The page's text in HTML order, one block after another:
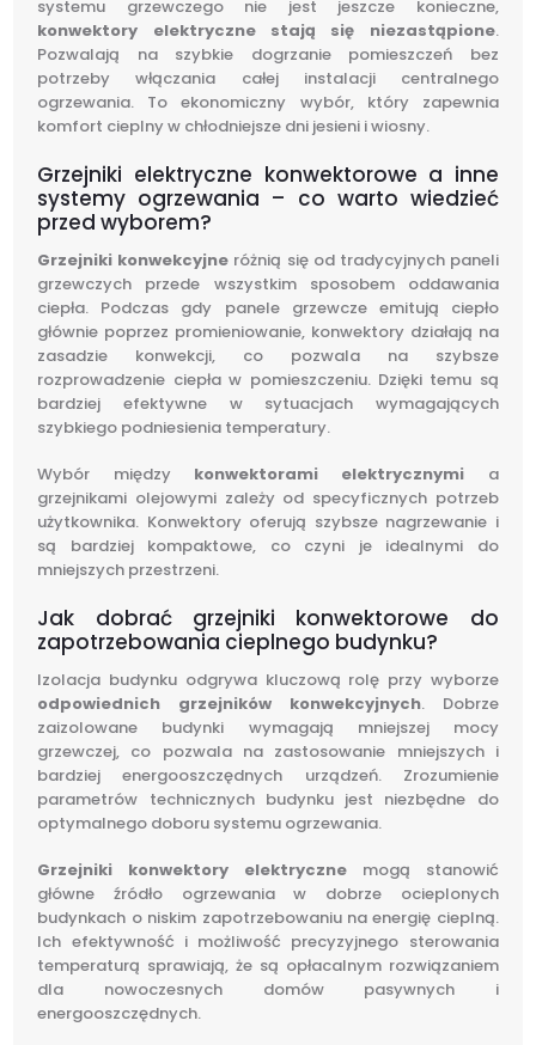
systemu grzewczego nie jest jeszcze konieczne,
konwektory elektryczne stają się niezastąpione.
Pozwalają na szybkie dogrzanie pomieszczeń bez
potrzeby włączania całej instalacji centralnego
ogrzewania. To ekonomiczny wybór, który zapewnia
komfort cieplny w chłodniejsze dni jesieni i wiosny.
Grzejniki elektryczne konwektorowe a inne
systemy ogrzewania – co warto wiedzieć
przed wyborem?
Grzejniki konwekcyjne różnią się od tradycyjnych paneli
grzewczych przede wszystkim sposobem oddawania
ciepła. Podczas gdy panele grzewcze emitują ciepło
głównie poprzez promieniowanie, konwektory działają na
zasadzie konwekcji, co pozwala na szybsze
rozprowadzenie ciepła w pomieszczeniu. Dzięki temu są
bardziej efektywne w sytuacjach wymagających
szybkiego podniesienia temperatury.
Wybór między konwektorami elektrycznymi a
grzejnikami olejowymi zależy od specyficznych potrzeb
użytkownika. Konwektory oferują szybsze nagrzewanie i
są bardziej kompaktowe, co czyni je idealnymi do
mniejszych przestrzeni.
Jak dobrać grzejniki konwektorowe do
zapotrzebowania cieplnego budynku?
Izolacja budynku odgrywa kluczową rolę przy wyborze
odpowiednich grzejników konwekcyjnych. Dobrze
zaizolowane budynki wymagają mniejszej mocy
grzewczej, co pozwala na zastosowanie mniejszych i
bardziej energooszczędnych urządzeń. Zrozumienie
parametrów technicznych budynku jest niezbędne do
optymalnego doboru systemu ogrzewania.
Grzejniki konwektory elektryczne mogą stanowić
główne źródło ogrzewania w dobrze ocieplonych
budynkach o niskim zapotrzebowaniu na energię cieplną.
Ich efektywność i możliwość precyzyjnego sterowania
temperaturą sprawiają, że są opłacalnym rozwiązaniem
dla nowoczesnych domów pasywnych i
energooszczędnych.